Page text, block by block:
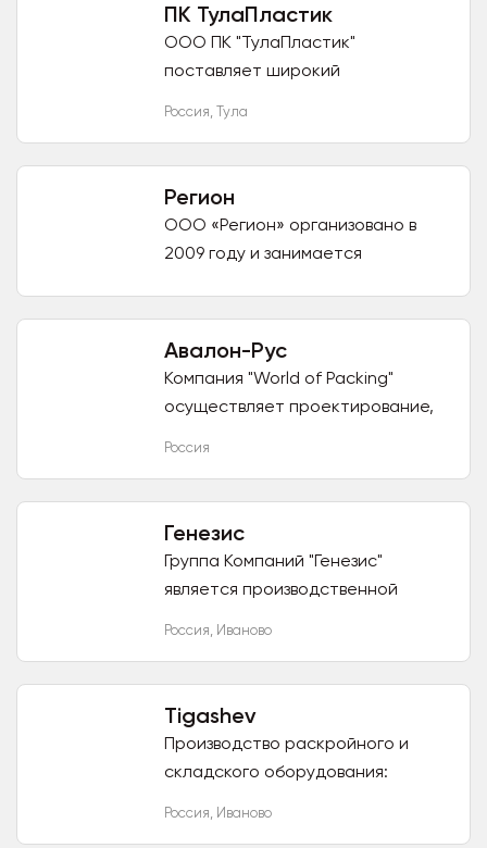
ПК ТулаПластик
ООО ПК "ТулаПластик"
поставляет широкий
первичного полиэтилена самого
Россия, Тула
Регион
ООО «Регион» организовано в
2009 году и занимается
сельскохозяйственной и
вспомогательной техники,...
Авалон-Рус
Компания "World of Packing"
осуществляет проектирование,
Россия
Генезис
Группа Компаний "Генезис"
является производственной
Россия, Иваново
Tigashev
Производство раскройного и
складского оборудования:
Россия, Иваново